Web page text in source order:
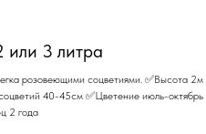
или 3 литра
розовеющими соцветиями. ✅Высота 2м
40-45см ✅Цветение июль-октябрь
2 года